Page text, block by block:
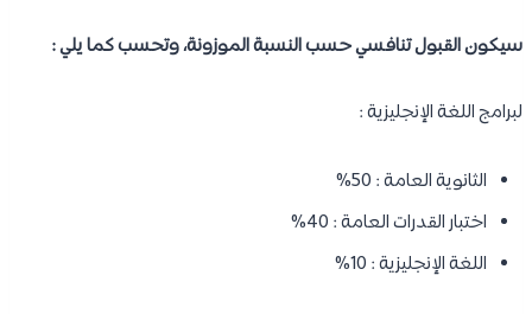
سيكون القبول تنافسي حسب النسبة الموزونة، وتحسب كما يلي :
لبرامج اللغة الإنجليزية :
الثانوية العامة : 50%
اختبار القدرات العامة : 40%
اللغة الإنجليزية : 10%